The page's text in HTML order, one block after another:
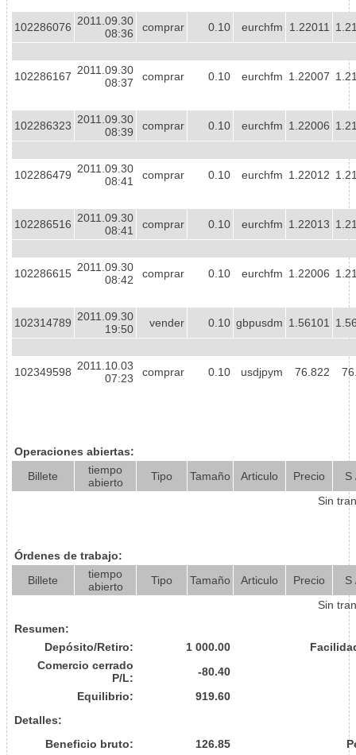
102286076 2011.09.30
08:36
comprar 0.10 eurchfm 1.22011
102286167 2011.09.30
08:37
comprar 0.10 eurchfm 1.22007
102286323 2011.09.30
08:39
comprar 0.10 eurchfm 1.22006
102286479 2011.09.30
08:41
comprar 0.10 eurchfm 1.22012
102286516 2011.09.30
08:41
comprar 0.10 eurchfm 1.22013
102286615 2011.09.30
08:42
comprar 0.10 eurchfm 1.22006
102314789 2011.09.30
19:50
vender 0.10 gbpusdm 1.56101
102349598 2011.10.03
07:23
comprar 0.10 usdjpym 76.822
Operaciones abiertas:
Billete
tiempo
abierto
Tipo Tamaño Articulo Precio
S
Sin
Órdenes de trabajo:
Billete
tiempo
abierto
Tipo Tamaño Articulo Precio
S
Sin
Resumen:
Depósito/Retiro:
1 000.00
Comercio cerrado
P/L:
-80.40
Equilibrio:
919.60
Detalles:
Beneficio bruto:
126.85